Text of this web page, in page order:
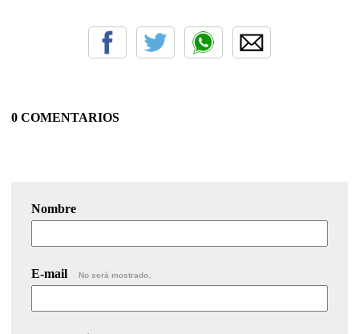
0 COMENTARIOS
Nombre
E-mail No será mostrado.